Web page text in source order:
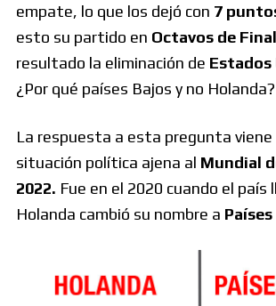
empate, lo que los dejó con 7
esto su partido en Octavos de Final
resultado la eliminación de Estados
¿Por qué países Bajos y no Holanda?
La respuesta a esta pregunta viene
situación política ajena al Mundial
2022. Fue en el 2020 cuando el país
Holanda cambió su nombre a